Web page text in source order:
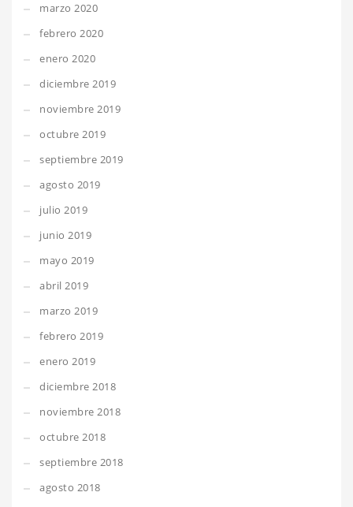
marzo 2020
febrero 2020
enero 2020
diciembre 2019
noviembre 2019
octubre 2019
septiembre 2019
agosto 2019
julio 2019
junio 2019
mayo 2019
abril 2019
marzo 2019
febrero 2019
enero 2019
diciembre 2018
noviembre 2018
octubre 2018
septiembre 2018
agosto 2018